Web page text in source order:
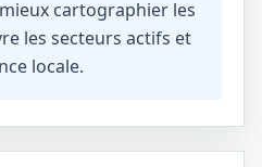
cartographier les
les secteurs actifs et
locale.